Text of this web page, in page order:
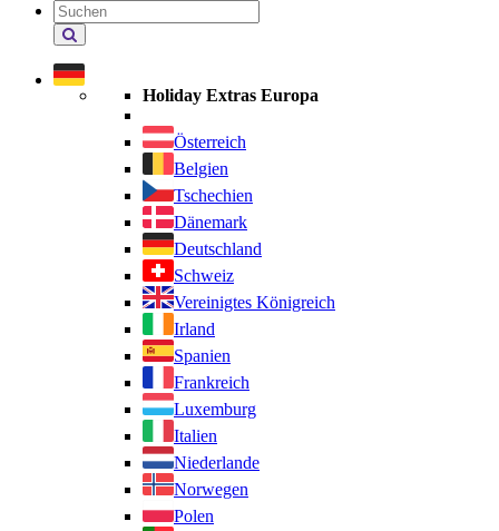
Holiday
Extras
durchsuchen
Holiday Extras Europa
Österreich
Belgien
Tschechien
Dänemark
Deutschland
Schweiz
Vereinigtes Königreich
Irland
Spanien
Frankreich
Luxemburg
Italien
Niederlande
Norwegen
Polen